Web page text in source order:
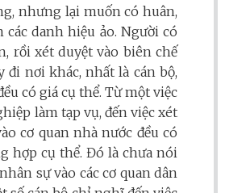
nhưng lại muốn có huân,
danh hiệu ảo. Người có
rồi xét duyệt vào biên chế
đi nơi khác, nhất là cán bộ,
có giá cụ thể. Từ một việc
làm tạp vụ, đến việc xét
cơ quan nhà nước đều có
hợp cụ thể. Đó là chưa nói
sự vào các cơ quan dân